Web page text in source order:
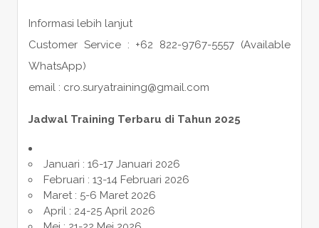
Informasi lebih lanjut
Customer Service : +62 822-9767-5557 (Available
WhatsApp)
email : cro.suryatraining@gmail.com
Jadwal Training Terbaru di Tahun 2025
Januari : 16-17 Januari 2026
Februari : 13-14 Februari 2026
Maret : 5-6 Maret 2026
April : 24-25 April 2026